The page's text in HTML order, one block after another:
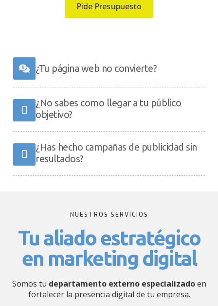
Pide Presupuesto
¿Tu página web no convierte?
¿No sabes como llegar a tu público
objetivo?
¿Has hecho campañas de publicidad sin
resultados?
NUESTROS SERVICIOS
Tu aliado estratégico
en marketing digital
Somos tu departamento externo especializadoen
fortalecer la presencia digital de tu empresa.